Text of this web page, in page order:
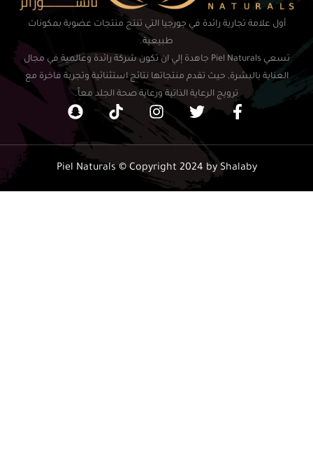
أول علامة تجارية رائدة في جورجيا التي تنتج منتجات عضوية بمكونات
طبيعية.
تسعي Piel Naturals جاهدة إلي ان تكون شركة رائدة وعالمية في مجال
العناية بالبشرة, حيث تقدم منتجاتها نتائج استثنائية وتجربة فاخرة مع
ترويج الرعاية الذاتية ورعاية صحة الجلد معاً.
Piel Naturals © Copyright 2024 by Shalaby